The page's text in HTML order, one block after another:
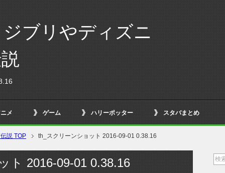
ブリやディズニ
メ ゲーム ハリーポッター スタバまとめ
説 TOP th_スクリーンショット 2016-09-01 0.38.16
ト 2016-09-01 0.38.16